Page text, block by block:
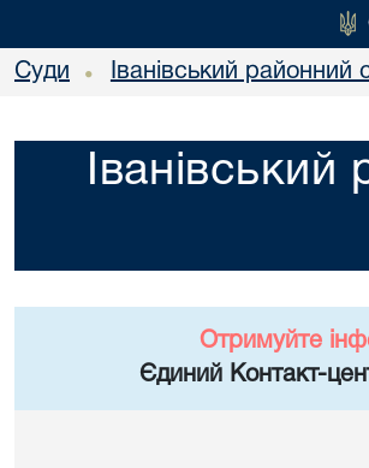
Суди • Іванівський районний
Отримуйте
Єдиний Контакт-